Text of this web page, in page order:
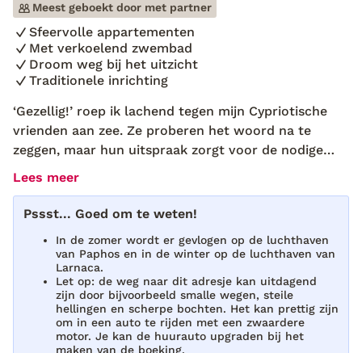
Meest geboekt door met partner
Sfeervolle appartementen
Met verkoelend zwembad
Droom weg bij het uitzicht
Traditionele inrichting
‘Gezellig!’ roep ik lachend tegen mijn Cypriotische
vrienden aan zee. Ze proberen het woord na te
zeggen, maar hun uitspraak zorgt voor de nodige
hilariteit. ‘Wat betekent het?’ vragen ze nieuwsgierig.
Marina Sofocleous.’ En zo kom ik terecht bij
vijf appartementen rondom een gezamenlijk
zwembad. Het voelt meteen als thuiskomen in dit
pittoreske dorpje Goudi, omgeven door valleien en
sinaasappelbomen. Hier wil je gewoon blijven. De
19e-eeuwse huizen zijn gerenoveerd met respect
voor de traditionele Cypriotische architectuur, met
Lees meer
Pssst... Goed om te weten!
In de zomer wordt er gevlogen op de luchthaven
van Paphos en in de winter op de luchthaven van
Larnaca.
Let op: de weg naar dit adresje kan uitdagend
zijn door bijvoorbeeld smalle wegen, steile
hellingen en scherpe bochten. Het kan prettig zijn
om in een auto te rijden met een zwaardere
motor. Je kan de huurauto upgraden bij het
maken van de boeking.